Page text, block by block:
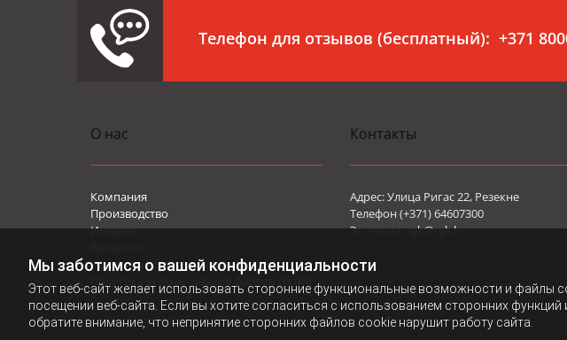
Мы заботимся о вашей конфиденциальности
Этот веб-сайт желает использовать сторонние функциональные возможности и файлы
посещении веб-сайта. Если вы хотите согласиться с использованием сторонних
обратите внимание, что непринятие сторонних файлов cookie нарушит работу сайта.
Телефон для отзывов (бесплатный):+371
О нас
Компания
Производство
История
Политика конфиденциальности
Политика использования файлов cookie
Контакты
Адрес: Улица Ригас 22, Резекне
Телефон (+371) 64607300
Эл. почта:rgk@rgk.lv